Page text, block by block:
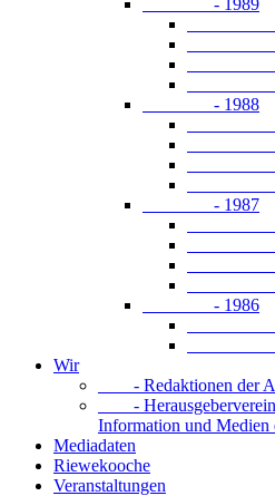
- 1989
-
-
-
-
- 1988
-
-
-
-
- 1987
-
-
-
-
- 1986
-
-
Wir
- Redaktionen der
- Herausgeberverein
Information und Medien
Mediadaten
Riewekooche
Veranstaltungen